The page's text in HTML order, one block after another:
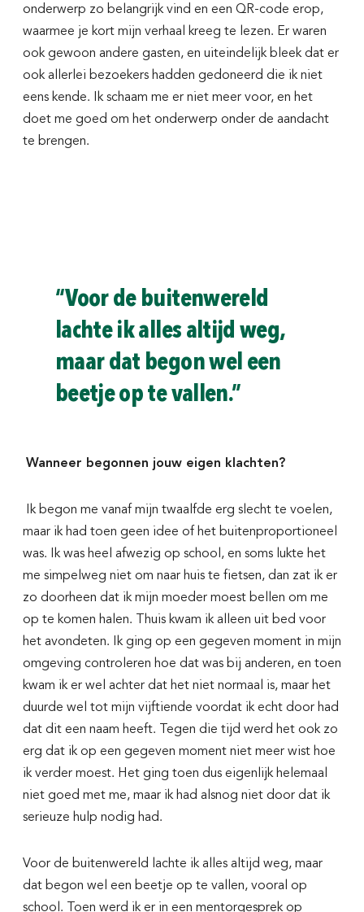
onderwerp zo belangrijk vind en een QR-code erop,
waarmee je kort mijn verhaal kreeg te lezen. Er waren
ook gewoon andere gasten, en uiteindelijk bleek dat er
ook allerlei bezoekers hadden gedoneerd die ik niet
eens kende. Ik schaam me er niet meer voor, en het
doet me goed om het onderwerp onder de aandacht
te brengen.
“Voor de buitenwereld
lachte ik alles altijd weg,
maar dat begon wel een
beetje op te vallen.”
Wanneer begonnen jouw eigen klachten?
Ik begon me vanaf mijn twaalfde erg slecht te voelen,
maar ik had toen geen idee of het buitenproportioneel
was. Ik was heel afwezig op school, en soms lukte het
me simpelweg niet om naar huis te fietsen, dan zat ik er
zo doorheen dat ik mijn moeder moest bellen om me
op te komen halen. Thuis kwam ik alleen uit bed voor
het avondeten. Ik ging op een gegeven moment in mijn
omgeving controleren hoe dat was bij anderen, en toen
kwam ik er wel achter dat het niet normaal is, maar het
duurde wel tot mijn vijftiende voordat ik echt door had
dat dit een naam heeft. Tegen die tijd werd het ook zo
erg dat ik op een gegeven moment niet meer wist hoe
ik verder moest. Het ging toen dus eigenlijk helemaal
niet goed met me, maar ik had alsnog niet door dat ik
serieuze hulp nodig had.
Voor de buitenwereld lachte ik alles altijd weg, maar
dat begon wel een beetje op te vallen, vooral op
school. Toen werd ik er in een mentorgesprek op